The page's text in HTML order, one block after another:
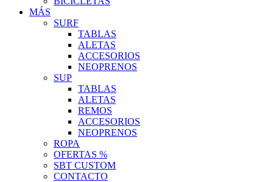
MÁS
SURF
TABLAS
ALETAS
ACCESORIOS
NEOPRENOS
SUP
TABLAS
ALETAS
REMOS
ACCESORIOS
NEOPRENOS
ROPA
OFERTAS %
SBT CUSTOM
CONTACTO